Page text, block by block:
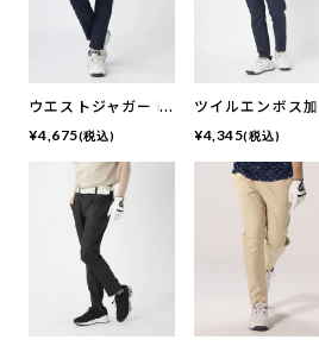
ウエストジャガード
デザイン9分丈パン
ツ | 吸汗速乾・撥水
加工・ストレッチ
¥4,675(税込)
ツイルエンボス
9分丈テーパードパ
ンツ | 吸汗速乾・
水加工・ ストレッ
¥4,345(税込)